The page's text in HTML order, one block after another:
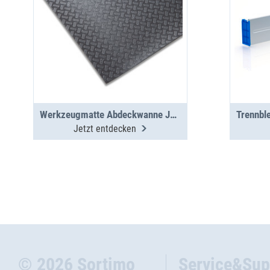
Werkzeugmatte Abdeckwanne JU A 2-10-0
Jetzt entdecken
© 2026 Sortimo